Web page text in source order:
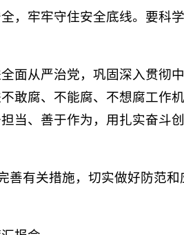
，牢牢守住安全底线。要科
面从严治党，巩固深入贯彻
敢腐、不能腐、不想腐工作
当、善于作为，用扎实奋斗
善有关措施，切实做好防范